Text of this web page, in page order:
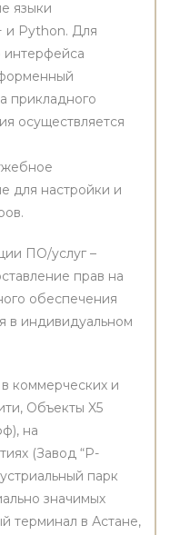
языки
и Python. Для
интерфейса
прикладного
осуществляется
для настройки и
ПО/услуг –
прав на
обеспечения
в индивидуальном
коммерческих и
Объекты X5
на
(Завод “Р-
парк
значимых
терминал в Астане,